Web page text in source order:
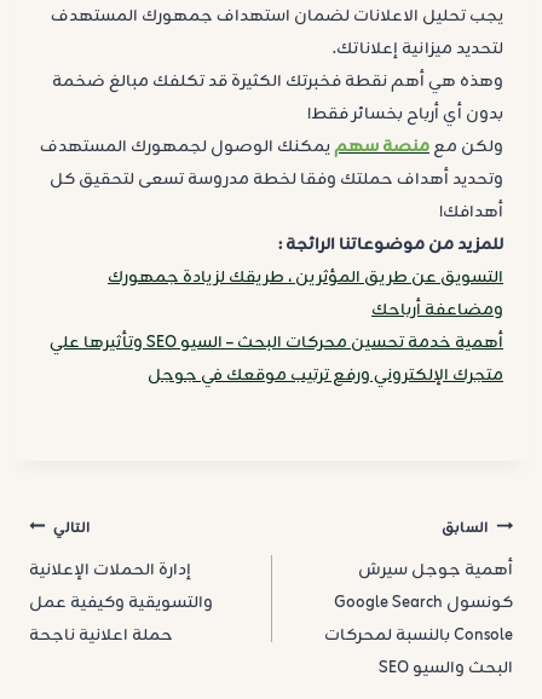
يجب تحليل الاعلانات لضمان استهداف جمهورك المستهدف
لتحديد ميزانية إعلاناتك.
وهذه هي أهم نقطة فخبرتك الكثيرة قد تكلفك مبالغ ضخمة
بدون أي أرباح بخسائر فقط!
ولكن معمنصة سهميمكنك الوصول لجمهورك المستهدف
وتحديد أهداف حملتك وفقا لخطة مدروسة تسعى لتحقيق كل
أهدافك!
للمزيد من موضوعاتنا الرائجة :
التسويق عن طريق المؤثرين ، طريقك لزيادة جمهورك
ومضاعفة أرباحك
أهمية خدمة تحسين محركات البحث – السيو SEO وتأثيرها علي
متجرك الإلكتروني ورفع ترتيب موقعك في جوجل
تصفّح
المقالات
السابق
أهمية جوجل سيرش
كونسول Google Search
Console بالنسبة لمحركات
البحث والسيو SEO
التالي
إدارة الحملات الإعلانية
والتسويقية وكيفية عمل
حملة اعلانية ناجحة